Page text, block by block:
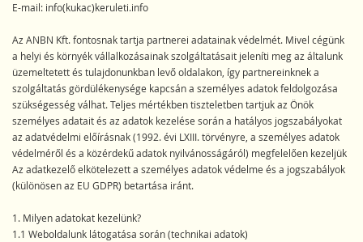
E-mail: info(kukac)keruleti.info
Az ANBN Kft. fontosnak tartja partnerei adatainak védelmét. Mivel cégünk
a helyi és környék vállalkozásainak szolgáltatásait jeleníti meg az általunk
üzemeltetett és tulajdonunkban levő oldalakon, így partnereinknek a
szolgáltatás gördülékenysége kapcsán a személyes adatok feldolgozása
szükségesség válhat. Teljes mértékben tiszteletben tartjuk az Önök
személyes adatait és az adatok kezelése során a hatályos jogszabályokat
az adatvédelmi előírásnak (1992. évi LXIII. törvényre, a személyes adatok
védelméről és a közérdekű adatok nyilvánosságáról) megfelelően kezeljük
Az adatkezelő elkötelezett a személyes adatok védelme és a jogszabályok
(különösen az EU GDPR) betartása iránt.
1. Milyen adatokat kezelünk?
1.1 Weboldalunk látogatása során (technikai adatok)